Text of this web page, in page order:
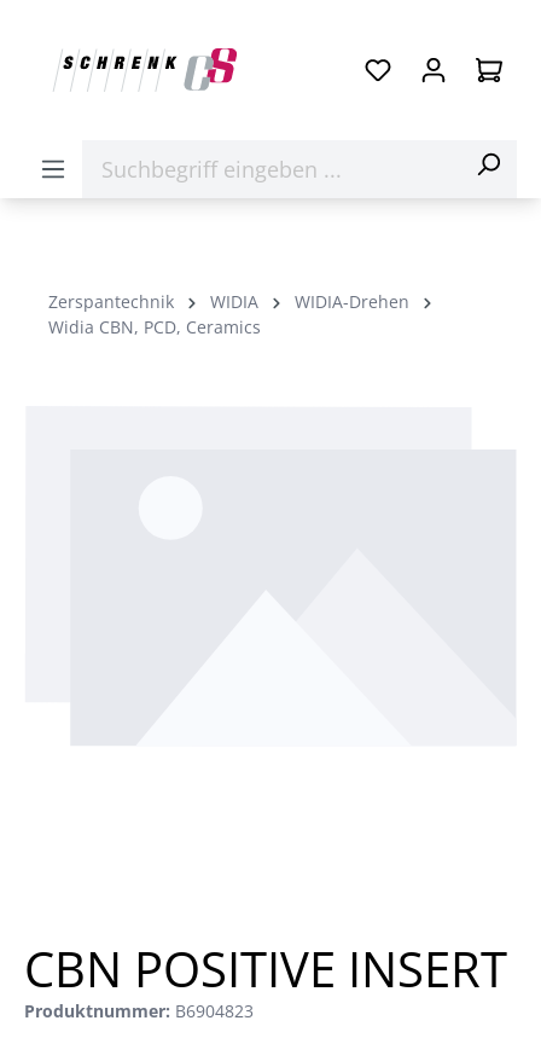
Zerspantechnik WIDIA
WIDIA-Drehen
Widia CBN, PCD, Ceramics
CBN POSITIVE INSERT
Produktnummer: B6904823